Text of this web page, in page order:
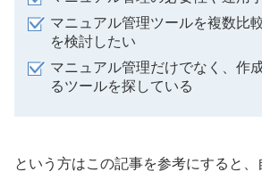
マニュアル管理ツールを複数比
を検討したい
マニュアル管理だけでなく、作
るツールを探している
という方はこの記事を参考にすると、